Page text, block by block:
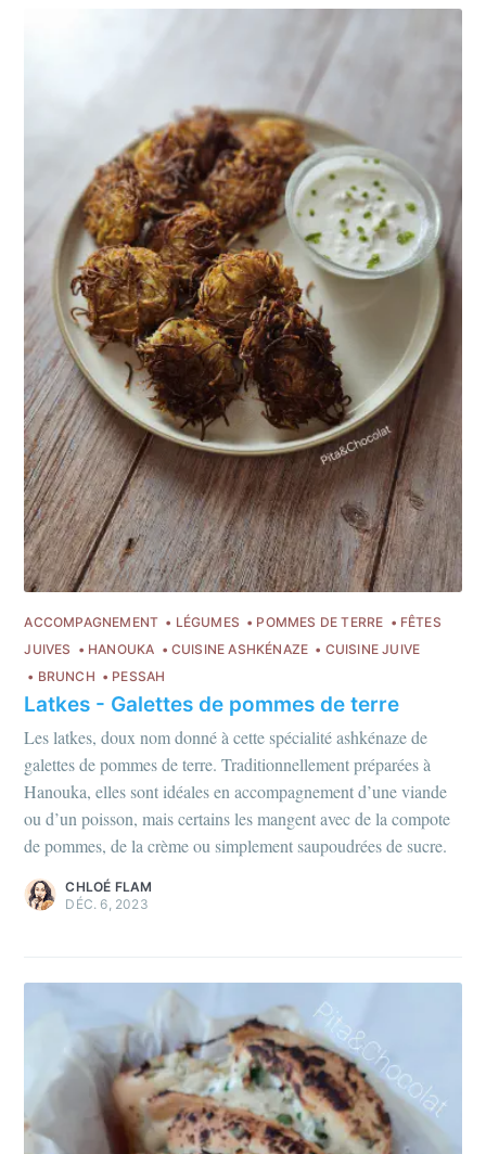
ACCOMPAGNEMENT LÉGUMES POMMES DE TERRE
FÊTES
JUIVES
HANOUKA CUISINE ASHKÉNAZE
CUISINE JUIVE
BRUNCH
PESSAH
Latkes - Galettes de pommes de terre
Les latkes, doux nom donné à cette spécialité ashkénaze de
galettes de pommes de terre. Traditionnellement préparées à
Hanouka, elles sont idéales en accompagnement d’une viande
ou d’un poisson, mais certains les mangent avec de la compote
de pommes, de la crème ou simplement saupoudrées de sucre.
CHLOÉ FLAM
DÉC. 6, 2023